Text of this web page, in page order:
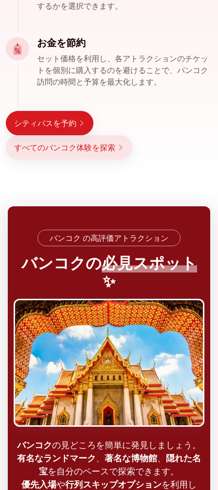
するかを選択できます。
お金を節約
セット価格を利用し、各アトラクションのチケッ
トを個別に購入するのを避けることで、バンコク
訪問の時間と予算を最大化します。
シティパスを予約
すべてのバンコク体験を探索
バンコク の高評価アトラクション
バンコクの必見スポット
✨
バンコクの見どころを簡単に発見しましょう。
有名なランドマーク、 著名な博物館、 隠れた名
宝を自分のペースで探索できます。
優先入場や行列スキップオプションを利用し